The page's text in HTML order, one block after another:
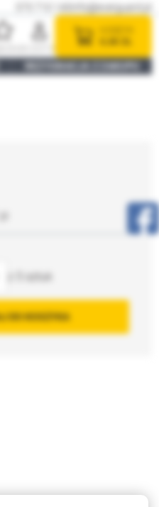
575 710 140info@everguard.pl
REZYGNACJA Z ZAKUPU
DO KOSZYKA